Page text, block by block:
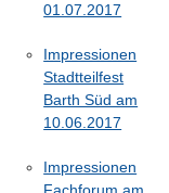
01.07.2017
Impressionen
Stadtteilfest
Barth Süd am
10.06.2017
Impressionen